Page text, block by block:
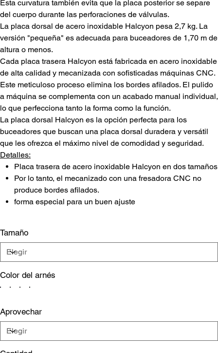
Esta curvatura también evita que la placa posterior se separe
del cuerpo durante las perforaciones de válvulas.
La placa dorsal de acero inoxidable Halcyon pesa 2,7 kg. La
versión "pequeña" es adecuada para buceadores de 1,70 m de
altura o menos.
Cada placa trasera Halcyon está fabricada en acero inoxidable
de alta calidad y mecanizada con sofisticadas máquinas CNC.
Este meticuloso proceso elimina los bordes afilados. El pulido
a máquina se complementa con un acabado manual individual,
lo que perfecciona tanto la forma como la función.
La placa dorsal Halcyon es la opción perfecta para los
buceadores que buscan una placa dorsal duradera y versátil
que les ofrezca el máximo nivel de comodidad y seguridad.
Detalles:
Placa trasera de acero inoxidable Halcyon en dos tamaños
Por lo tanto, el mecanizado con una fresadora CNC no
produce bordes afilados.
forma especial para un buen ajuste
Tamaño
Color del arnés
Aprovechar